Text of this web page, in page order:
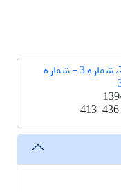
دوره 7، شماره 3 - شماره
413-436